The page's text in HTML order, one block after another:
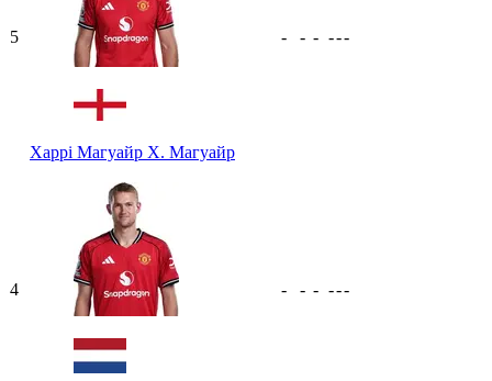
5
Харрі Магуайр Х. Магуайр
- - - ---
4 - - - ---